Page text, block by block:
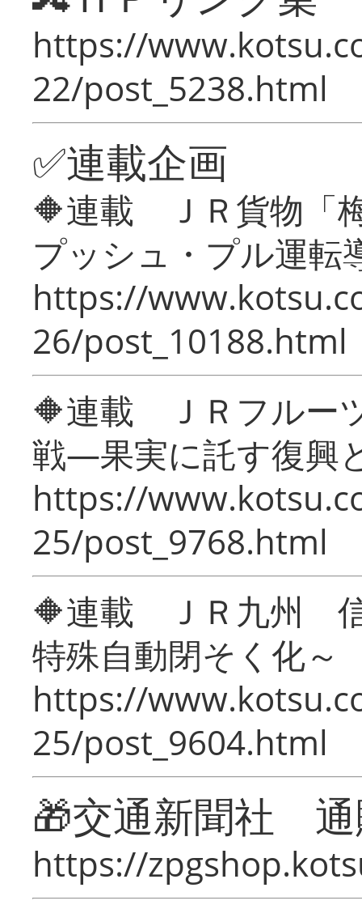
https://
22/post_5238.html
✅連載企画
🔶連載 ＪＲ貨物「
プッシュ・プル運転
https://
26/post_10188.html
🔶連載 ＪＲフルー
戦―果実に託す復興
https://
25/post_9768.html
🔶連載 ＪＲ九州 信
特殊自動閉そく化～
https://
25/post_9604.html
🎁交通新聞社
https://